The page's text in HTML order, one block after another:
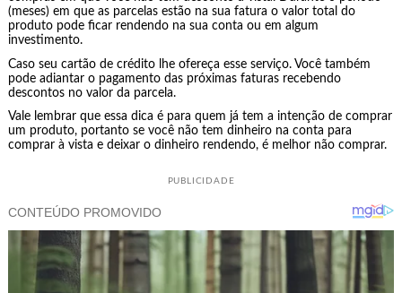
(meses) em que as parcelas estão na sua fatura o valor total do
produto pode ficar rendendo na sua conta ou em algum
investimento.
Caso seu cartão de crédito lhe ofereça esse serviço. Você também
pode adiantar o pagamento das próximas faturas recebendo
descontos no valor da parcela.
Vale lembrar que essa dica é para quem já tem a intenção de comprar
um produto, portanto se você não tem dinheiro na conta para
comprar à vista e deixar o dinheiro rendendo, é melhor não comprar.
PUBLICIDADE